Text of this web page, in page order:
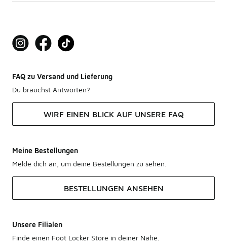
FAQ zu Versand und Lieferung
Du brauchst Antworten?
WIRF EINEN BLICK AUF UNSERE FAQ
Meine Bestellungen
Melde dich an, um deine Bestellungen zu sehen.
BESTELLUNGEN ANSEHEN
Unsere Filialen
Finde einen Foot Locker Store in deiner Nähe.